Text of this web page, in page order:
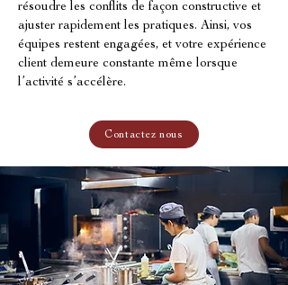
résoudre les conflits de façon constructive et
ajuster rapidement les pratiques. Ainsi, vos
équipes restent engagées, et votre expérience
client demeure constante même lorsque
l’activité s’accélère.
Contactez nous